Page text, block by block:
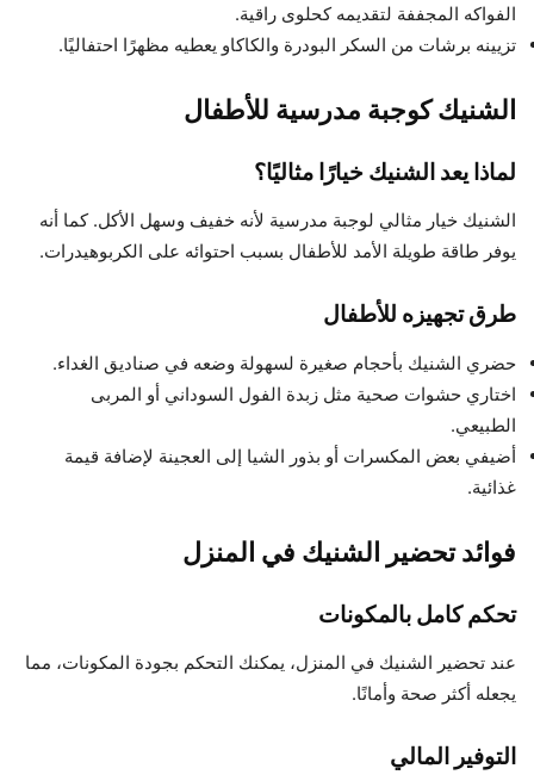
الفواكه المجففة لتقديمه كحلوى راقية.
تزيينه برشات من السكر البودرة والكاكاو يعطيه مظهرًا احتفاليًا.
الشنيك كوجبة مدرسية للأطفال
لماذا يعد الشنيك خيارًا مثاليًا؟
الشنيك خيار مثالي لوجبة مدرسية لأنه خفيف وسهل الأكل. كما أنه
يوفر طاقة طويلة الأمد للأطفال بسبب احتوائه على الكربوهيدرات.
طرق تجهيزه للأطفال
حضري الشنيك بأحجام صغيرة لسهولة وضعه في صناديق الغداء.
اختاري حشوات صحية مثل زبدة الفول السوداني أو المربى
الطبيعي.
أضيفي بعض المكسرات أو بذور الشيا إلى العجينة لإضافة قيمة
غذائية.
فوائد تحضير الشنيك في المنزل
تحكم كامل بالمكونات
عند تحضير الشنيك في المنزل، يمكنك التحكم بجودة المكونات، مما
يجعله أكثر صحة وأمانًا.
التوفير المالي